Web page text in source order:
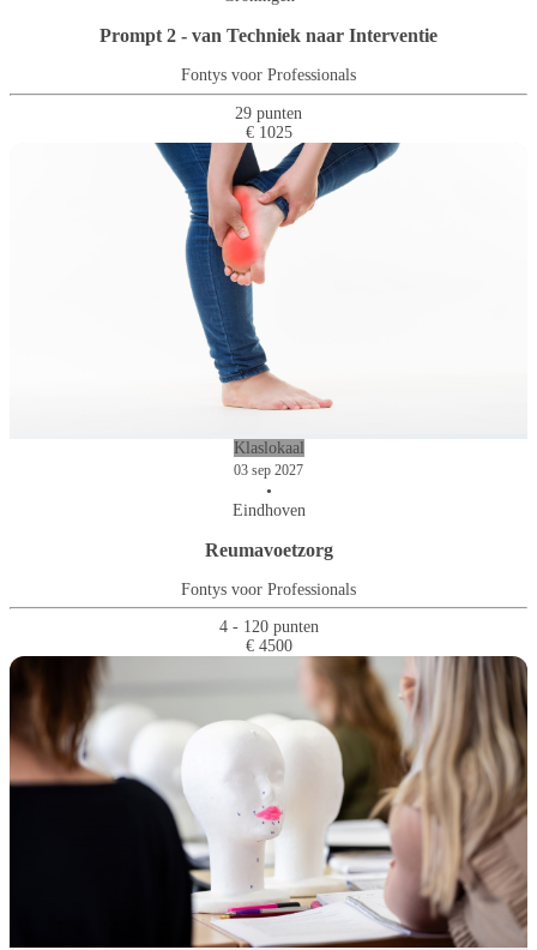
Prompt 2 - van Techniek naar Interventie
Fontys voor Professionals
29 punten
€ 1025
Klaslokaal
03 sep 2027
•
Eindhoven
Reumavoetzorg
Fontys voor Professionals
4 - 120 punten
€ 4500